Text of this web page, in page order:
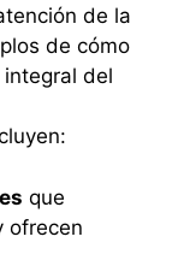
de la
de cómo
del
que
ofrecen